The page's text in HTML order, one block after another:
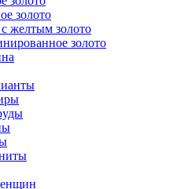
золото
желтым золото
золото